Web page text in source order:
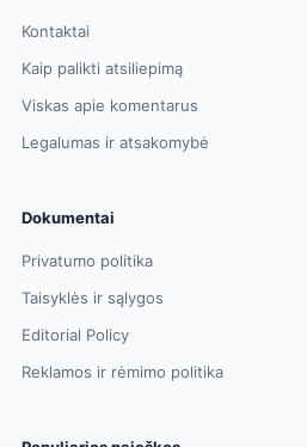
Kontaktai
Kaip palikti atsiliepimą
Viskas apie komentarus
Legalumas ir atsakomybė
Dokumentai
Privatumo politika
Taisyklės ir sąlygos
Editorial Policy
Reklamos ir rėmimo politika